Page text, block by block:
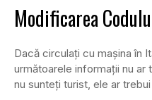
Modificarea
Dacă circulaţi cu maşina în
următoarele informaţii nu ar
nu sunteţi turist, ele ar